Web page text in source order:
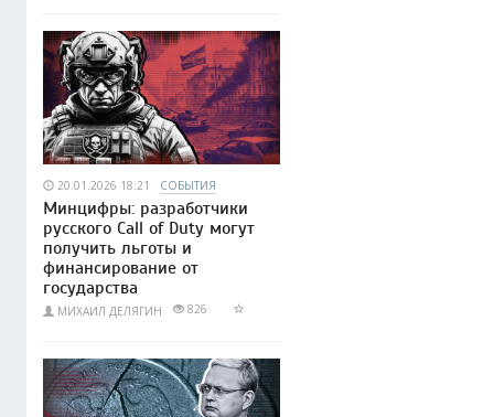
20.01.2026 18:21 СОБЫТИЯ
Минцифры: разработчики
русского Call of Duty могут
получить льготы и
финансирование от
государства
МИХАИЛ ДЕЛЯГИН 826